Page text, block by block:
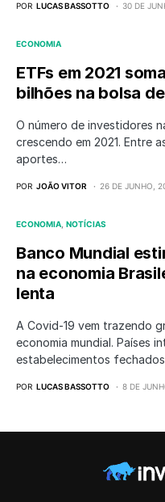
POR LUCAS BASSOTTO 30 DE
ECONOMIA
ETFs em 2021
bilhões na bolsa
O número de investidores
crescendo em 2021. Entre
aportes…
POR JOÃO VITOR 26 DE JUNHO,
ECONOMIA NOTÍCIAS
Banco Mundial
na economia
lenta
A Covid-19 vem trazendo
economia mundial. Países
estabelecimentos
POR LUCAS BASSOTTO 8 DE